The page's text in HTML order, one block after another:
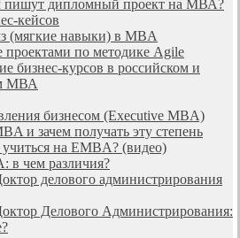
пишут дипломный проект на МВА?
кейсов
(мягкие навыки) в MBA
проектами по методике Agile
бизнес-курсов в российском и
МВА
бизнесом (Executive MBA)
и зачем получать эту степень
на EMBA? (видео)
в чем различия?
делового администрирования
Делового Администрирования: